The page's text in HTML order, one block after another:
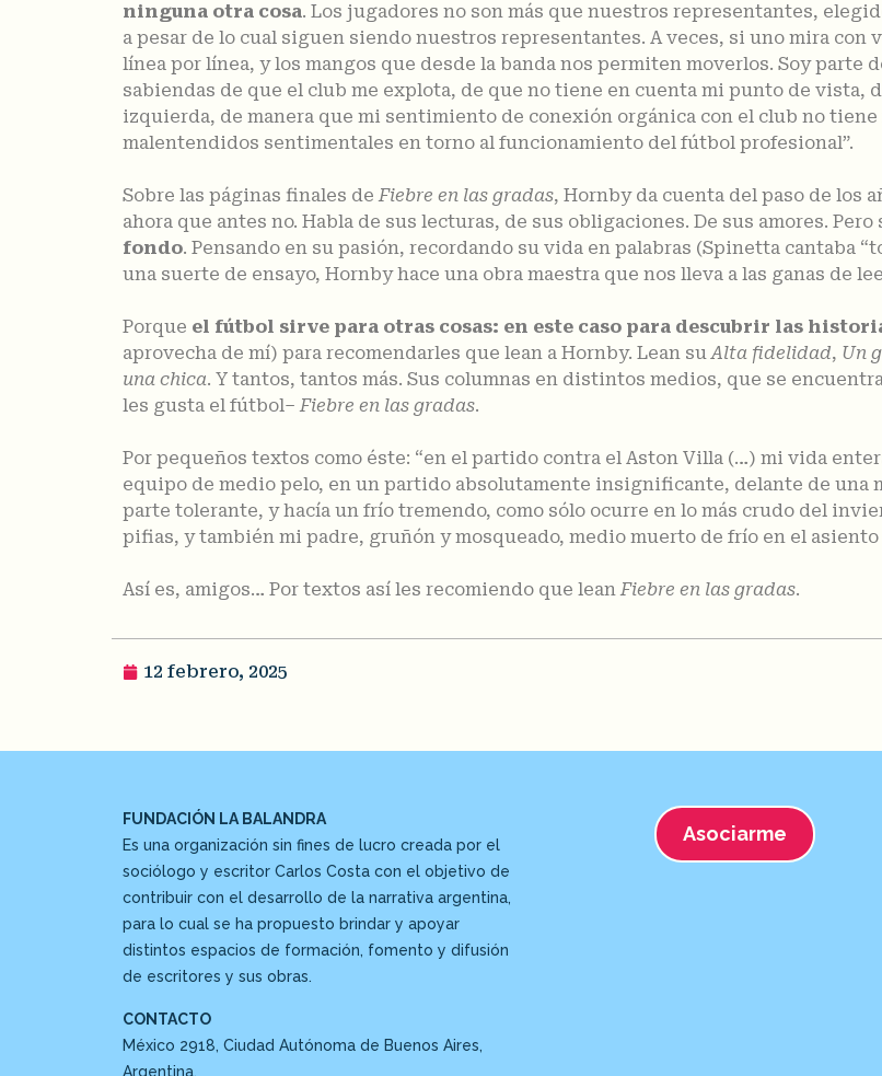
ninguna otra cosa. Los jugadores no son más que nuestros representantes,
a pesar de lo cual siguen siendo nuestros representantes. A veces, si uno mira con
línea por línea, y los mangos que desde la banda nos permiten moverlos. Soy parte
sabiendas de que el club me explota, de que no tiene en cuenta mi punto de vista,
izquierda, de manera que mi sentimiento de conexión orgánica con el club no
malentendidos sentimentales en torno al funcionamiento del fútbol profesional”.
Sobre las páginas finales deFiebre en las gradas, Hornby da cuenta del paso de los
ahora que antes no. Habla de sus lecturas, de sus obligaciones. De sus amores.
fondo. Pensando en su pasión, recordando su vida en palabras (Spinetta cantaba
una suerte de ensayo, Hornby hace una obra maestra que nos lleva a las ganas de
Porque el fútbol sirve para otras cosas: en este caso para descubrir las
aprovecha de mí) para recomendarles que lean a Hornby. Lean suAlta fidelidad, Un
una chica. Y tantos, tantos más. Sus columnas en distintos medios, que se
les gusta el fútbol–Fiebre en las gradas.
Por pequeños textos como éste: “en el partido contra el Aston Villa (…) mi vida
equipo de medio pelo, en un partido absolutamente insignificante, delante de una
parte tolerante, y hacía un frío tremendo, como sólo ocurre en lo más crudo del
pifias, y también mi padre, gruñón y mosqueado, medio muerto de frío en el asiento
Así es, amigos… Por textos así les recomiendo que leanFiebre en las gradas.
12 febrero, 2025
FUNDACIÓN LA BALANDRA
Es una organización sin fines de lucro creada por el
sociólogo y escritor Carlos Costa con el objetivo de
contribuir con el desarrollo de la narrativa argentina,
para lo cual se ha propuesto brindar y apoyar
distintos espacios de formación, fomento y difusión
de escritores y sus obras.
CONTACTO
México 2918, Ciudad Autónoma de Buenos Aires,
Argentina.
Asociarme